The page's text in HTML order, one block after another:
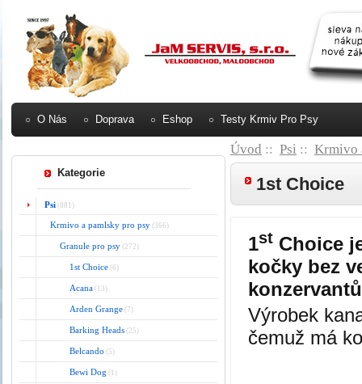
O Nás Doprava Eshop Testy Krmiv Pro Psy
Kategorie
Psi (881)
Krmivo a pamlsky pro psy (366)
Granule pro psy (272)
1st Choice (6)
Acana (13)
Arden Grange (7)
Barking Heads (25)
Belcando (5)
Bewi Dog (1)
Úvod :: Psi :: Krmivo
1st Choice
1st Choice
kočky bez
Výrobek
čemuž má